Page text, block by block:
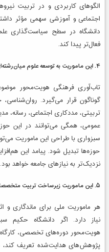
الگوهای کاربردی و در تربیت
اجتماعی و آموزشی سهمی مؤثر
دانشگاه در سطح سیاست‌گذاری
فعال‌تر پیدا کند.
۴. این ماموریت به توسعه علوم میان‌رشته‌ای کمک می‌کند
تاب‌آوری فرهنگی هویت‌محور
گوناگون قرار می‌گیرد.
تربیتی، مددکاری اجتماعی، رسانه،
عمومی، همگی می‌توانند در این
سبزواری با طراحی این ماموریت
حوزه‌ها تبدیل شود. پیامد این
نزدیک‌تر به نیازهای جامعه خواهد بود.
۵. این ماموریت زیرساخت تربیت متخصصان تاب‌آوری را فراهم می‌سازد
هر ماموریت ملی برای ماندگاری و
نیاز دارد. اگر دانشگاه حکیم
هویت‌محور دوره‌های تخصصی،
پژوهش‌های هدایت‌شده تعریف کند،